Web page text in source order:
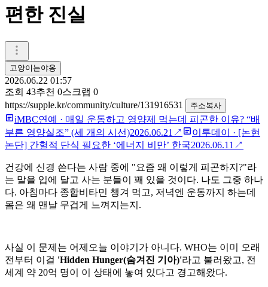
편한 진실
고양이는야옹
2026.06.22 01:57
조회 43추천 0스크랩 0
https://supple.kr/community/culture/131916531
주소복사
iMBC연예 · 매일 운동하고 영양제 먹는데 피곤한 이유? “배
부른 영양실조” (세 개의 시선)2026.06.21 ↗ 이투데이 · [논현
논단] 간헐적 단식 필요한 ‘에너지 비만’ 한국2026.06.11 ↗
건강에 신경 쓴다는 사람 중에 "요즘 왜 이렇게 피곤하지?"라
는 말을 입에 달고 사는 분들이 꽤 있을 것이다. 나도 그중 하나
다. 아침마다 종합비타민 챙겨 먹고, 저녁엔 운동까지 하는데
몸은 왜 맨날 무겁게 느껴지는지.
사실 이 문제는 어제오늘 이야기가 아니다. WHO는 이미 오래
전부터 이걸 'Hidden Hunger(숨겨진 기아)'라고 불러왔고, 전
세계 약 20억 명이 이 상태에 놓여 있다고 경고해왔다.